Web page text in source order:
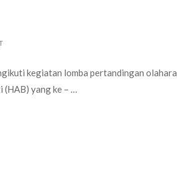
kegiatan lomba pertandingan
(HAB) yang ke – …